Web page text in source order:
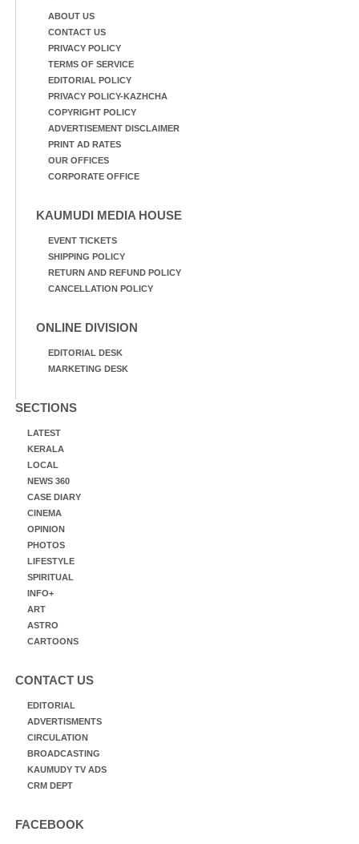
ABOUT US
CONTACT US
PRIVACY POLICY
TERMS OF SERVICE
EDITORIAL POLICY
PRIVACY POLICY-KAZHCHA
COPYRIGHT POLICY
ADVERTISEMENT DISCLAIMER
PRINT AD RATES
OUR OFFICES
CORPORATE OFFICE
KAUMUDI MEDIA HOUSE
EVENT TICKETS
SHIPPING POLICY
RETURN AND REFUND POLICY
CANCELLATION POLICY
ONLINE DIVISION
EDITORIAL DESK
MARKETING DESK
SECTIONS
LATEST
KERALA
LOCAL
NEWS 360
CASE DIARY
CINEMA
OPINION
PHOTOS
LIFESTYLE
SPIRITUAL
INFO+
ART
ASTRO
CARTOONS
CONTACT US
EDITORIAL
ADVERTISMENTS
CIRCULATION
BROADCASTING
KAUMUDY TV ADS
CRM DEPT
FACEBOOK